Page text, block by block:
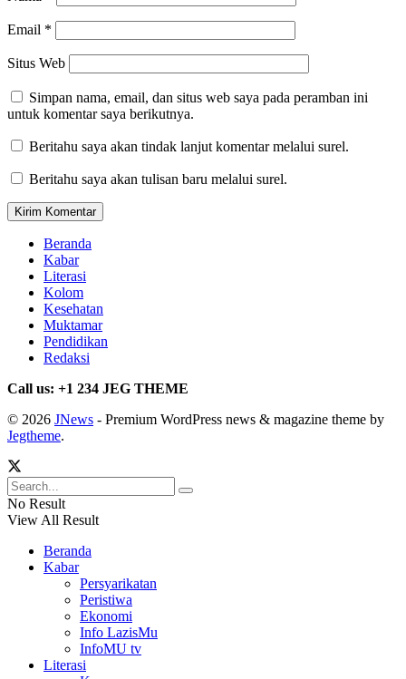
Email *
Situs Web
Simpan nama, email, dan situs web saya pada peramban ini
untuk komentar saya berikutnya.
Beritahu saya akan tindak lanjut komentar melalui surel.
Beritahu saya akan tulisan baru melalui surel.
Beranda
Kabar
Literasi
Kolom
Kesehatan
Muktamar
Pendidikan
Redaksi
Call us: +1 234 JEG THEME
© 2026 JNews - Premium WordPress news & magazine theme by
Jegtheme.
No Result
View All Result
Beranda
Kabar
Persyarikatan
Peristiwa
Ekonomi
Info LazisMu
InfoMU tv
Literasi